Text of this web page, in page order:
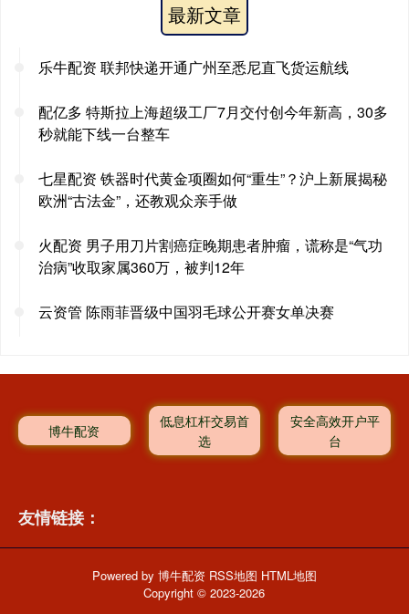
最新文章
乐牛配资 联邦快递开通广州至悉尼直飞货运航线
配亿多 特斯拉上海超级工厂7月交付创今年新高，30多
秒就能下线一台整车
七星配资 铁器时代黄金项圈如何“重生”？沪上新展揭秘
欧洲“古法金”，还教观众亲手做
火配资 男子用刀片割癌症晚期患者肿瘤，谎称是“气功
治病”收取家属360万，被判12年
云资管 陈雨菲晋级中国羽毛球公开赛女单决赛
博牛配资
低息杠杆交易首
选
安全高效开户平
台
友情链接：
Powered by 博牛配资 RSS地图 HTML地图
Copyright© 2023-2026